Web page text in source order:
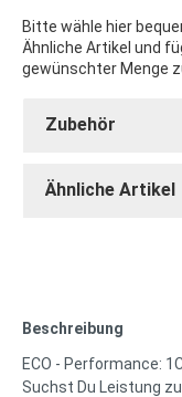
Bitte wähle hier
Ähnliche Artikel und
gewünschter Menge
Zubehör
Ähnliche Artikel
Beschreibung
ECO - Performance:
Suchst Du Leistung